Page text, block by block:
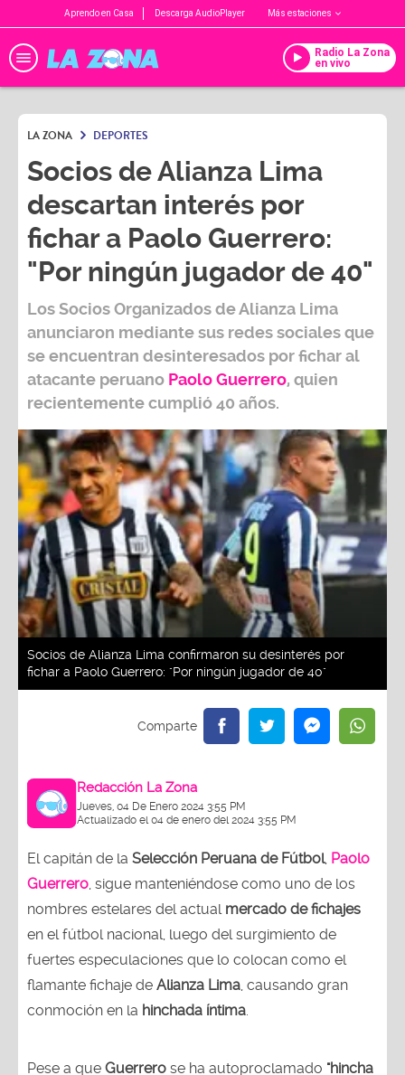
Aprendo en Casa Descarga AudioPlayer Más estaciones
Radio La Zona
en vivo
LA ZONA DEPORTES
Socios de Alianza Lima
descartan interés por
fichar a Paolo Guerrero:
"Por ningún jugador de 40"
LosSocios Organizados de Alianza Lima
anunciaron mediante sus redessocialesque
se encuentran desinteresados por fichar al
atacante peruano Paolo Guerrero, quien
recientemente cumplió 40 años.
Socios de Alianza Lima confirmaron su desinterés por
fichar a Paolo Guerrero: "Por ningún jugador de 40"
Redacción La Zona
Jueves, 04 De Enero 2024 3:55 PM
Actualizado el 04 de enero del 2024 3:55 PM
El capitán de la Selección Peruana de Fútbol, Paolo
Guerrero , sigue manteniéndose como uno de los
nombres estelares del actual mercado de fichajes
en el fútbol nacional, luego del surgimiento de
fuertes especulaciones que lo colocan como el
flamante fichaje de Alianza Lima , causando gran
conmoción en la hinchada íntima
Pese a que Guerrero se ha autoproclamado "hincha